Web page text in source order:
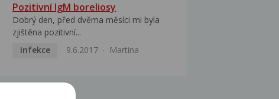
Pozitivní IgM boreliosy
Dobrý den, před dvěma měsíci mi byla
zjištěna pozitivní...
Infekce
9.6.2017 Martina